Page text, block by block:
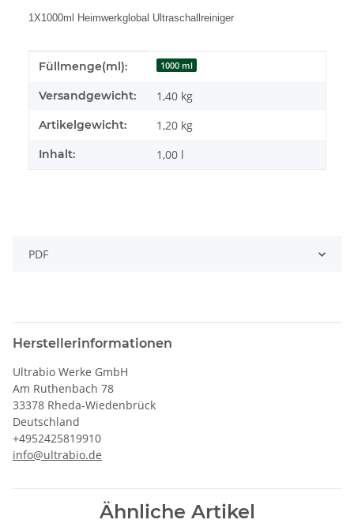
1X1000ml Heimwerkglobal Ultraschallreiniger
Produkteigenschaft
Wert
Füllmenge(ml): 1000 ml
Versandgewicht: 1,40 kg
Artikelgewicht: 1,20 kg
Inhalt: 1,00 l
PDF
Herstellerinformationen
Ultrabio Werke GmbH
Am Ruthenbach 78
33378 Rheda-Wiedenbrück
Deutschland
+4952425819910
info@ultrabio.de
Ähnliche Artikel